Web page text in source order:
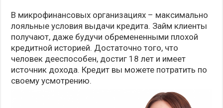
В микрофинансовых организациях – максимально
лояльные условия выдачи кредита. Займ клиенты
получают, даже будучи обремененными плохой
кредитной историей. Достаточно того, что
человек дееспособен, достиг 18 лет и имеет
источник дохода. Кредит вы можете потратить по
своему усмотрению.